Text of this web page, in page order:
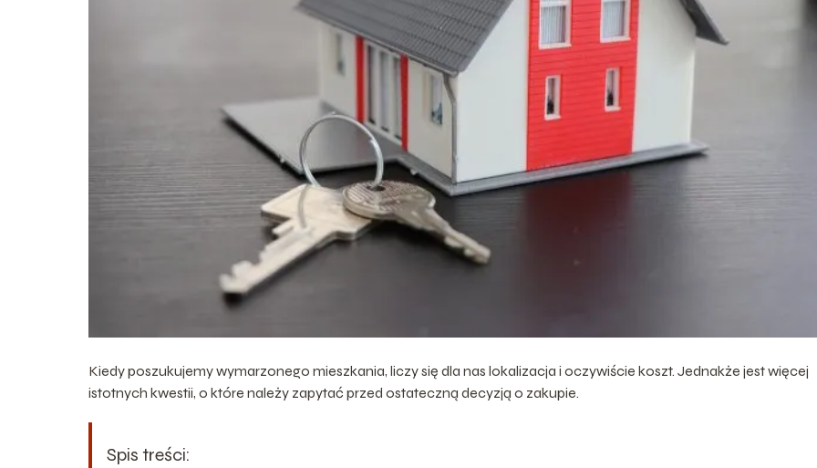
Kiedy poszukujemy wymarzonego mieszkania, liczy się dla nas lokalizacja i oczywiście koszt. Jednakże jest więcej
istotnych kwestii, o które należy zapytać przed ostateczną decyzją o zakupie.
Spis treści: